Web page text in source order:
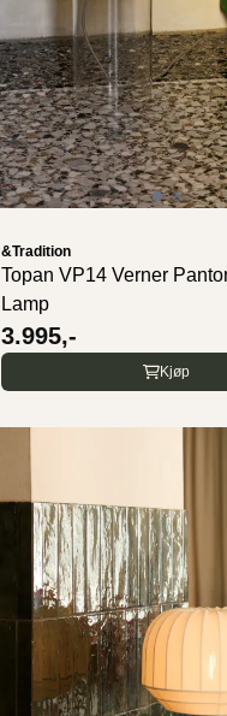
&Tradition
Topan VP14 Verner
Lamp
3.995,-
Kjøp